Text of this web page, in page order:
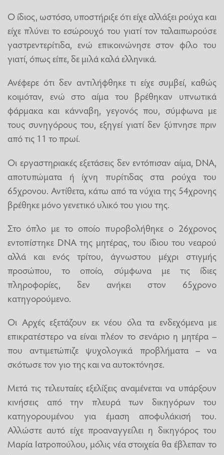
Ο ίδιος, ωστόσο, υποστήριξε ότι είχε αλλάξει ρούχα και
είχε πλύνει το εσώρουχό του γιατί τον ταλαιπωρούσε
γαστρεντερίτιδα, ενώ επικοινώνησε στον φίλο του
γιατί, όπως είπε, δε μιλά καλά ελληνικά.
Ανέφερε ότι δεν αντιλήφθηκε τι είχε συμβεί, καθώς
κοιμόταν, ενώ στο αίμα του βρέθηκαν υπνωτικά
φάρμακα και κάνναβη, γεγονός που, σύμφωνα με
τους συνηγόρους του, εξηγεί γιατί δεν ξύπνησε πριν
από τις 11 το πρωί.
Οι εργαστηριακές εξετάσεις δεν εντόπισαν αίμα, DNA,
αποτυπώματα ή ίχνη πυρίτιδας στα ρούχα του
65χρονου. Αντίθετα, κάτω από τα νύχια της 54χρονης
βρέθηκε μόνο γενετικό υλικό του γιου της.
Στο όπλο με το οποίο πυροβολήθηκε ο 26χρονος
εντοπίστηκε DNA της μητέρας, του ίδιου του νεαρού
αλλά και ενός τρίτου, άγνωστου μέχρι στιγμής
προσώπου, το οποίο, σύμφωνα με τις ίδιες
πληροφορίες, δεν ανήκει στον 65χρονο
κατηγορούμενο.
Οι Αρχές εξετάζουν εκ νέου όλα τα ενδεχόμενα με
επικρατέστερο να είναι πλέον το σενάριο η μητέρα –
που αντιμετώπιζε ψυχολογικά προβλήματα – να
σκότωσε τον γιο της και να αυτοκτόνησε.
Μετά τις τελευταίες εξελίξεις αναμένεται να υπάρξουν
κινήσεις από την πλευρά των δικηγόρων του
κατηγορουμένου για έμαση αποφυλάκισή του.
Αλλώστε αυτό είχε προαναγγείλει η δικηγόρος του
Μαρία Ιατροπούλου, μόλις νέα στοιχεία θα έβλεπαν το